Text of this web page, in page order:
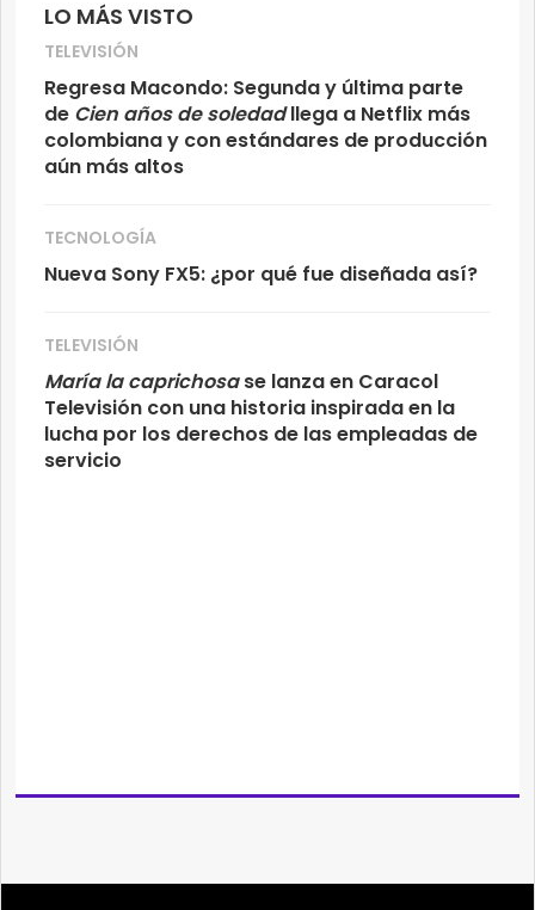
LO MÁS VISTO
TELEVISIÓN
Regresa Macondo: Segunda y última parte
de Cien años de soledadllega a Netflix más
colombiana y con estándares de producción
aún más altos
TECNOLOGÍA
Nueva Sony FX5: ¿por qué fue diseñada así?
TELEVISIÓN
María la caprichosase lanza en Caracol
Televisión con una historia inspirada en la
lucha por los derechos de las empleadas de
servicio